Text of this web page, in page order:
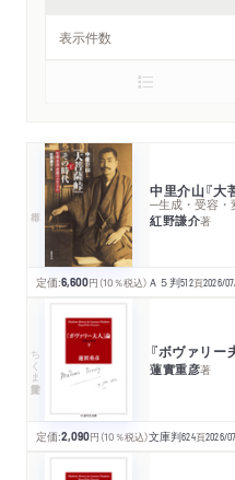
中里介山『大
─生成・受容・
紅野謙介著
定価:6,600円 （10％税込） Ａ５判512頁2026/
ちくま学芸文庫 『ボヴァリー
蓮實重彦著
定価:2,090円 （10％税込）文庫判624頁2026/